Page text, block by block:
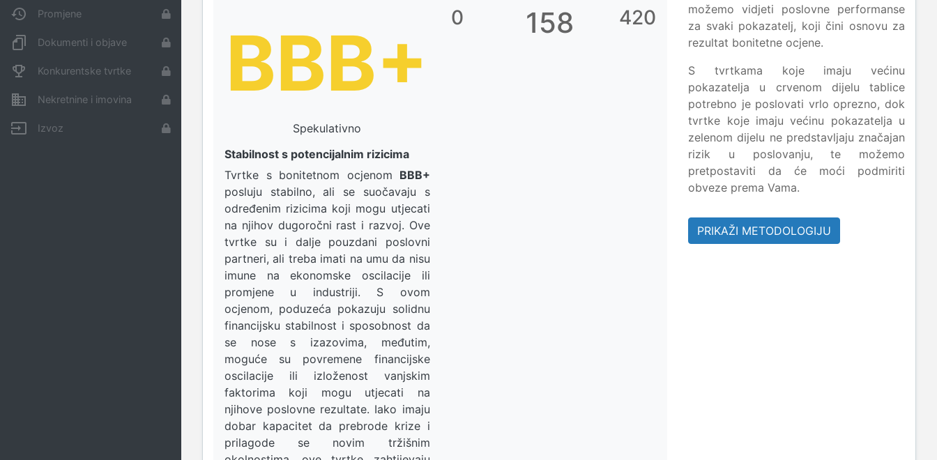
Promjene
Dokumenti i objave
Konkurentske tvrtke
Nekretnine i imovina
Izvoz
BBB+
Spekulativno
Stabilnost s potencijalnim rizicima
Tvrtke s bonitetnom ocjenom BBB+
posluju stabilno, ali se suočavaju s
određenim rizicima koji mogu utjecati
na njihov dugoročni rast i razvoj. Ove
tvrtke su i dalje pouzdani poslovni
partneri, ali treba imati na umu da nisu
imune na ekonomske oscilacije ili
promjene u industriji. S ovom
ocjenom, poduzeća pokazuju solidnu
financijsku stabilnost i sposobnost da
se nose s izazovima, međutim,
moguće su povremene financijske
oscilacije ili izloženost vanjskim
faktorima koji mogu utjecati na
njihove poslovne rezultate. Iako imaju
dobar kapacitet da prebrode krize i
prilagode se novim tržišnim
0 158 420
možemo vidjeti poslovne performanse
za svaki pokazatelj, koji čini osnovu za
rezultat bonitetne ocjene.
S tvrtkama koje imaju većinu
pokazatelja u crvenom dijelu tablice
potrebno je poslovati vrlo oprezno, dok
tvrtke koje imaju većinu pokazatelja u
zelenom dijelu ne predstavljaju značajan
rizik u poslovanju, te možemo
pretpostaviti da će moći podmiriti
obveze prema Vama.
PRIKAŽI METODOLOGIJU